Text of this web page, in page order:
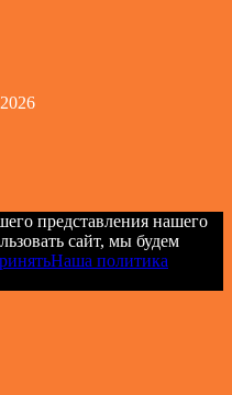
2026
представления нашего
сайт, мы будем
Наша политика